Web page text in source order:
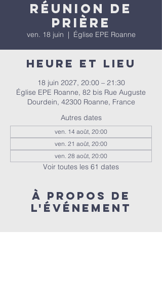
Réunion de
prière
ven. 18 juin
  |
Église EPE Roanne
Heure et lieu
18 juin 2027, 20:00 – 21:30
Église EPE Roanne, 82 bis Rue Auguste
Dourdein, 42300 Roanne, France
Autres dates
ven. 14 août, 20:00
ven. 21 août, 20:00
ven. 28 août, 20:00
Voir toutes les 61 dates
À propos de
l'événement